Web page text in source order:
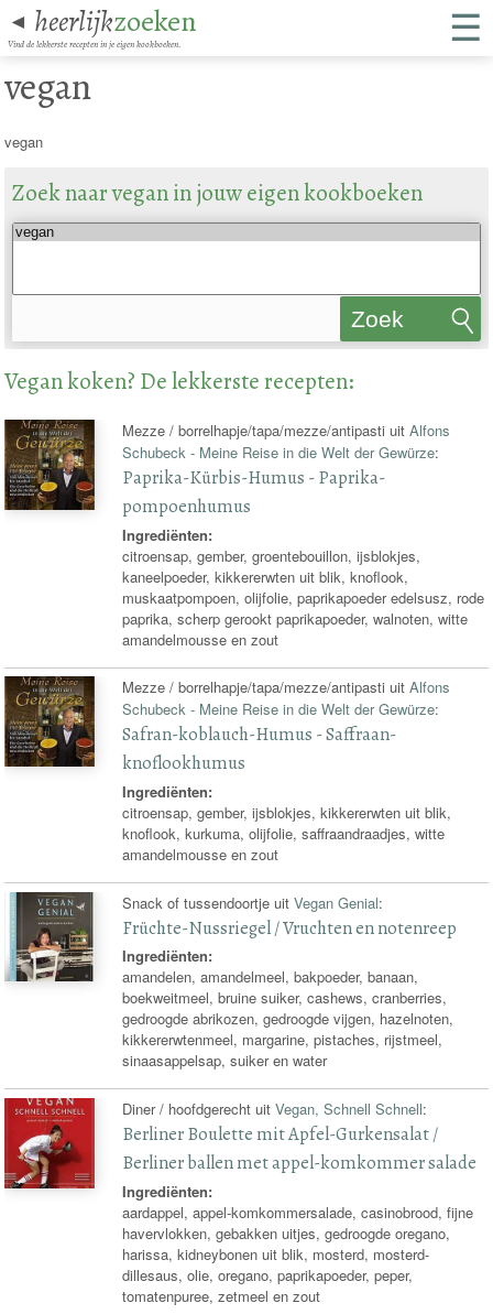
◄ heerlijkzoeken
Vind de lekkerste recepten in je eigen kookboeken. ☰
vegan
vegan
Zoek naar vegan in jouw eigen kookboeken
Zoek
Vegan koken? De lekkerste recepten:
Mezze / borrelhapje/tapa/mezze/antipasti uitAlfons
Schubeck - Meine Reise in die Welt der Gewürze:
Paprika-Kürbis-Humus - Paprika-
pompoenhumus
Ingrediënten:
citroensap, gember, groentebouillon, ijsblokjes,
kaneelpoeder, kikkererwten uit blik, knoflook,
muskaatpompoen, olijfolie, paprikapoeder edelsusz, rode
paprika, scherp gerookt paprikapoeder, walnoten, witte
amandelmousse en zout
Mezze / borrelhapje/tapa/mezze/antipasti uitAlfons
Schubeck - Meine Reise in die Welt der Gewürze:
Safran-koblauch-Humus - Saffraan-
knoflookhumus
Ingrediënten:
citroensap, gember, ijsblokjes, kikkererwten uit blik,
knoflook, kurkuma, olijfolie, saffraandraadjes, witte
amandelmousse en zout
Snack of tussendoortje uitVegan Genial:
Früchte-Nussriegel / Vruchten en notenreep
Ingrediënten:
amandelen, amandelmeel, bakpoeder, banaan,
boekweitmeel, bruine suiker, cashews, cranberries,
gedroogde abrikozen, gedroogde vijgen, hazelnoten,
kikkererwtenmeel, margarine, pistaches, rijstmeel,
sinaasappelsap, suiker en water
Diner / hoofdgerecht uitVegan, Schnell Schnell:
Berliner Boulette mit Apfel-Gurkensalat /
Berliner ballen met appel-komkommer salade
Ingrediënten:
aardappel, appel-komkommersalade, casinobrood, fijne
havervlokken, gebakken uitjes, gedroogde oregano,
harissa, kidneybonen uit blik, mosterd, mosterd-
dillesaus, olie, oregano, paprikapoeder, peper,
tomatenpuree, zetmeel en zout